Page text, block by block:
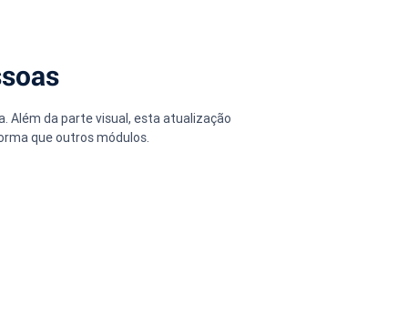
que outros módulos.